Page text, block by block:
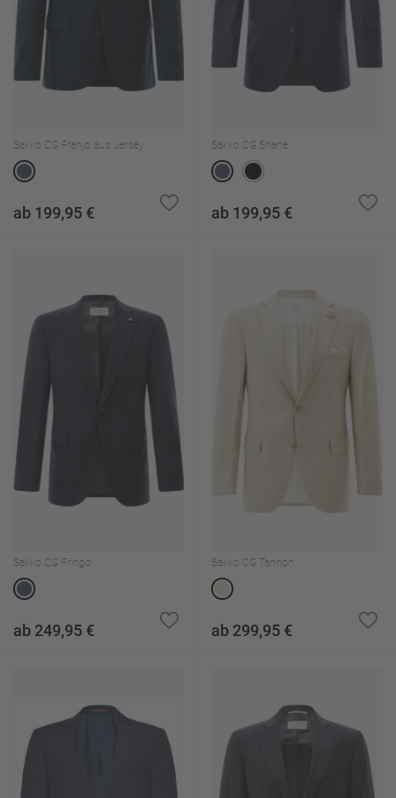
Sakko CG Franjo aus Jersey
ab 199,95 €
Sakko CG Shane
ab 199,95 €
Sakko CG Fringo
ab 249,95 €
Sakko CG Tannon
ab 299,95 €